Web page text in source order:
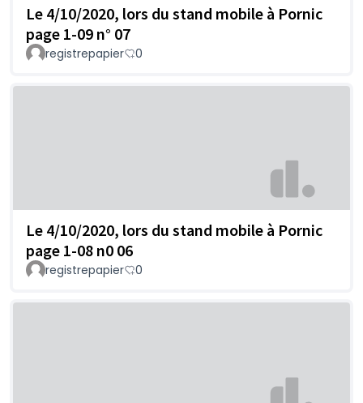
Le 4/10/2020, lors du stand mobile à Pornic
page 1-09 n° 07
registrepapier 0
Le 4/10/2020, lors du stand mobile à Pornic
page 1-08 n0 06
registrepapier 0